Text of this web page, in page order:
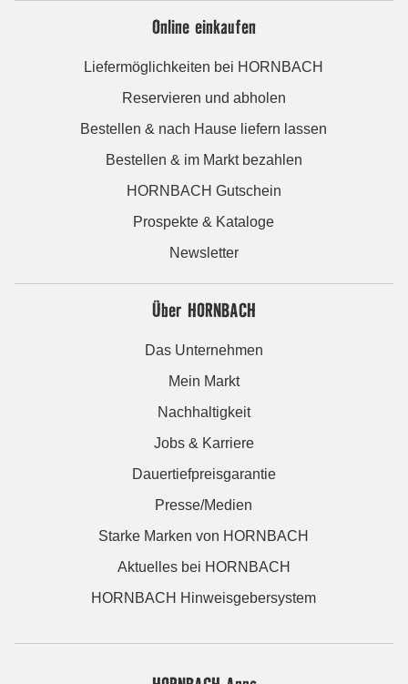
Online einkaufen
Liefermöglichkeiten bei HORNBACH
Reservieren und abholen
Bestellen & nach Hause liefern lassen
Bestellen & im Markt bezahlen
HORNBACH Gutschein
Prospekte & Kataloge
Newsletter
Über HORNBACH
Das Unternehmen
Mein Markt
Nachhaltigkeit
Jobs & Karriere
Dauertiefpreisgarantie
Presse/Medien
Starke Marken von HORNBACH
Aktuelles bei HORNBACH
HORNBACH Hinweisgebersystem